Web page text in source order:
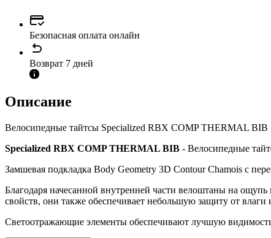
Безопасная оплата онлайн
Возврат 7 дней
Описание
Велосипедные тайтсы Specialized RBX COMP THERMAL BIB
Specialized RBX COMP THERMAL BIB - Велосипедные
Замшевая подкладка Body Geometry 3D Contour Chamois с
Благодаря начесанной внутренней части велоштаны на
свойств, они также обеспечивает небольшую защиту от влаги
Светоотражающие элементы обеспечивают лучшую